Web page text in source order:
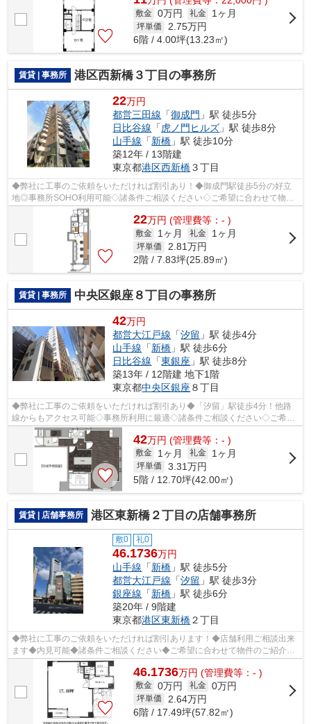
敷金 0万円 礼金 1ヶ月
坪単価 2.75万円
6階 / 4.00坪(13.23㎡)
賃貸 | 事務所 港区西新橋３丁目の事務所
22万円
都営三田線 「御成門 」駅 徒歩5分
日比谷線 「 虎ノ門ヒルズ 」駅 徒歩8分
山手線 「新橋 」駅 徒歩10分
築12年 / 13階建
東京都港区西新橋３丁目
◆弊社に工事のご依頼をいただければ割引あり！◆御成門駅徒歩5分の好立
地◎事務所SOHO利用可能◇諸条件ご相談ください◇ご希望に合わせて物件
のご提案が可能です◇お気軽にお問い合わせくだ...
22万円 (管理費等：- )
敷金 1ヶ月 礼金 1ヶ月
坪単価 2.81万円
2階 / 7.83坪(25.89㎡)
賃貸 | 事務所 中央区銀座８丁目の事務所
42万円
都営大江戸線 「汐留 」駅 徒歩4分
山手線 「新橋 」駅 徒歩6分
日比谷線 「東銀座 」駅 徒歩8分
築13年 / 12階建 地下1階
東京都中央区銀座 ８丁目
◆弊社に工事のご依頼をいただければ割引あり◆「汐留」駅徒歩4分！他路
線からもアクセス可能◇事務所利用に最適◇諸条件ご相談ください◇ご希望
に合わせて物件のご提案が可能です◇お気軽に...
42万円 (管理費等：- )
敷金 1ヶ月 礼金 1ヶ月
坪単価 3.31万円
5階 / 12.70坪(42.00㎡)
賃貸 | 店舗事務所 港区東新橋２丁目の店舗事務所
敷0 礼0
46.1736万円
山手線 「新橋 」駅 徒歩5分
都営大江戸線 「汐留 」駅 徒歩3分
銀座線 「新橋 」駅 徒歩6分
築20年 / 9階建
東京都港区東新橋２丁目
◆弊社に工事のご依頼をいただければ割引あります！◆店舗利用ご相談出来
ます◆内見可能◆諸条件ご相談ください◆ご希望に合わせて物件のご紹介可
能です◆業種・ご希望条件等お気軽にお問い...
46.1736万円 (管理費等：- )
敷金 0万円 礼金 0万円
坪単価 2.64万円
6階 / 17.49坪(57.82㎡)